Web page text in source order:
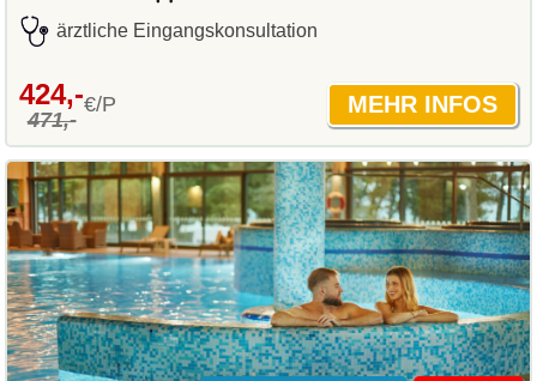
ärztliche Eingangskonsultation
424,-
471,-
€/P